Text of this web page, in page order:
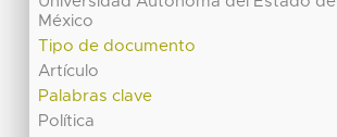
México
Tipo de documento
Artículo
Palabras clave
Política